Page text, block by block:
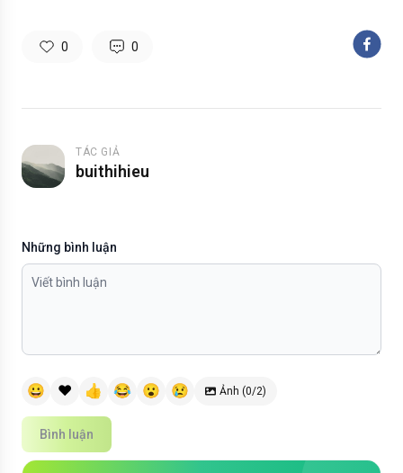
0 0
TÁC GIẢ
buithihieu
Những bình luận
😀 ❤️ 👍 😂 😮 😢 Ảnh (0/2)
Bình luận